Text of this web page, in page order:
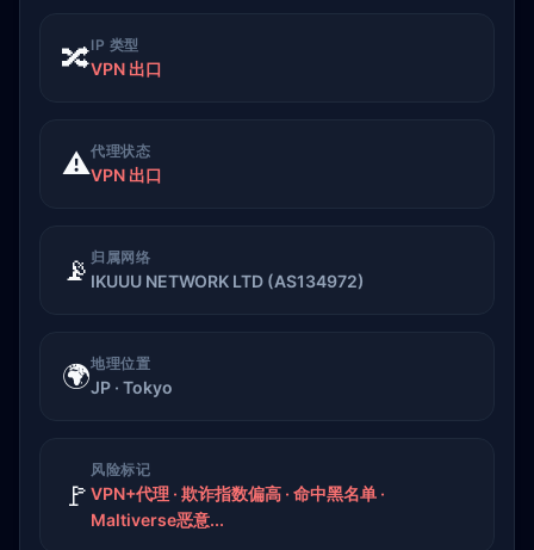
🔀IP 类型
VPN 出口
⚠️代理状态
VPN 出口
📡 归属网络
IKUUU NETWORK LTD (AS134972)
🌍地理位置
JP · Tokyo
🚩
风险标记
VPN+代理 · 欺诈指数偏高 · 命中黑名单 ·
Maltiverse恶意...